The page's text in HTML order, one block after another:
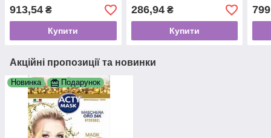
913,54 ₴
Купити
286,94₴
Купити
799
Акційні пропозиції та новинки
Новинка Подарунок